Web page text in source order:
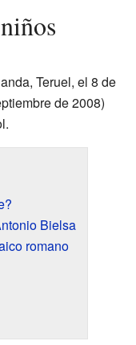
Teruel, el 8 de
de 2008)
Bielsa
romano